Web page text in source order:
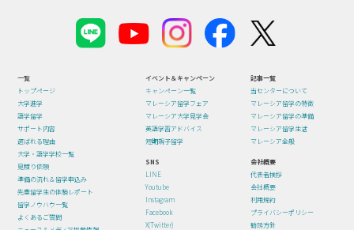
一覧
トップページ
大学進学
語学留学
サポート内容
選ばれる理由
大学・語学学校一覧
見積り依頼
準備の流れ＆留学申込み
先輩留学生の体験レポート
留学ノウハウ一覧
よくあるご質問
イベント＆キャンペーン
キャンペーン一覧
マレーシア留学フェア
マレーシア大学見学会
英語学習アドバイス
短期親子留学
記事一覧
当センターについて
マレーシア留学の特徴
マレーシア留学の準備
マレーシア留学生活
マレーシア全般
SNS
LINE
Youtube
Instagram
Facebook
X(Twitter)
会社概要
代表者挨拶
会社概要
利用規約
プライバシーポリシー
勧誘方針